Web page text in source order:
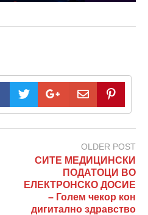
OLDER POST
СИТЕ МЕДИЦИНСКИ
ПОДАТОЦИ ВО
ЕЛЕКТРОНСКО ДОСИЕ
– Голем чекор кон
дигитално здравство